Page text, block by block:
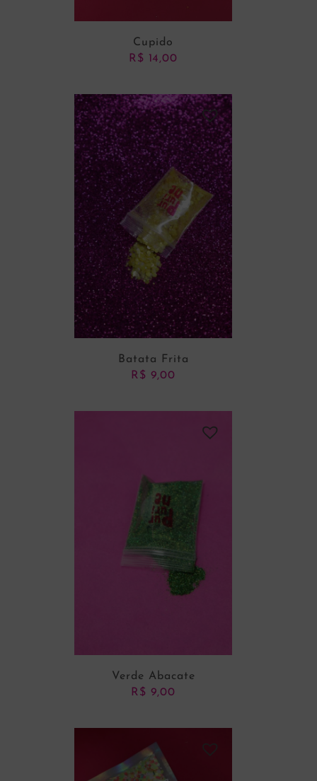
ADICIONAR AO CARRINHO
Cupido
R$ 14,00
Batata Frita
R$ 9,00
Verde Abacate
R$ 9,00